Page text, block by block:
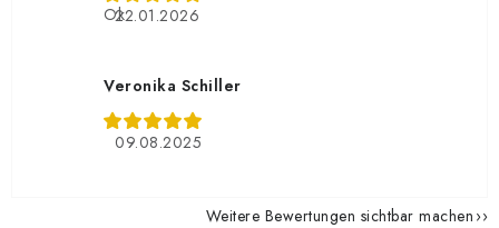
22.01.2026
Ok
Veronika Schiller
09.08.2025
Weitere Bewertungen sichtbar machen